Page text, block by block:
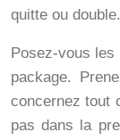
quitte ou double.
Posez-vous les
package.
concernez tout
pas dans la